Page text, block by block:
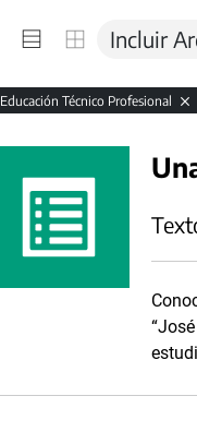
Incluir
Educación Técnico Profesional